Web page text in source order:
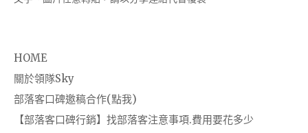
HOME
關於領隊Sky
部落客口碑邀稿合作(點我)
【部落客口碑行銷】找部落客注意事項.費用要花多少